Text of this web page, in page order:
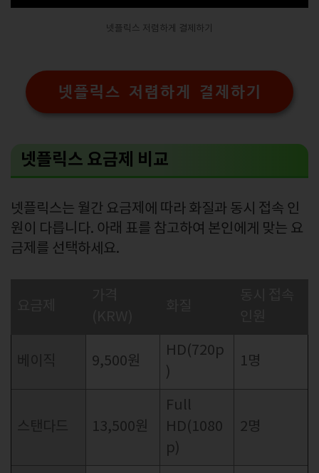
넷플릭스 저렴하게 결제하기
넷플릭스 저렴하게 결제하기
넷플릭스 요금제 비교
넷플릭스는 월간 요금제에 따라 화질과 동시 접속 인
원이 다릅니다. 아래 표를 참고하여 본인에게 맞는 요
금제를 선택하세요.
베이직 9,500원
HD(720p
)
1명
스탠다드 13,500원
Full
HD(1080
p)
2명